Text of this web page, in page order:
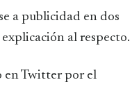
a publicidad en dos
al respecto.
en Twitter por el